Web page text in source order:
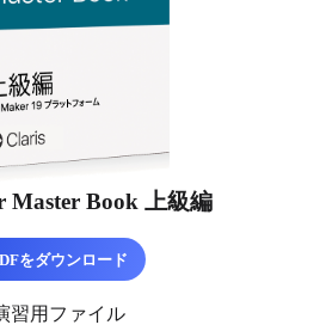
Master Book 上級編
をダウンロード
習用ファイル